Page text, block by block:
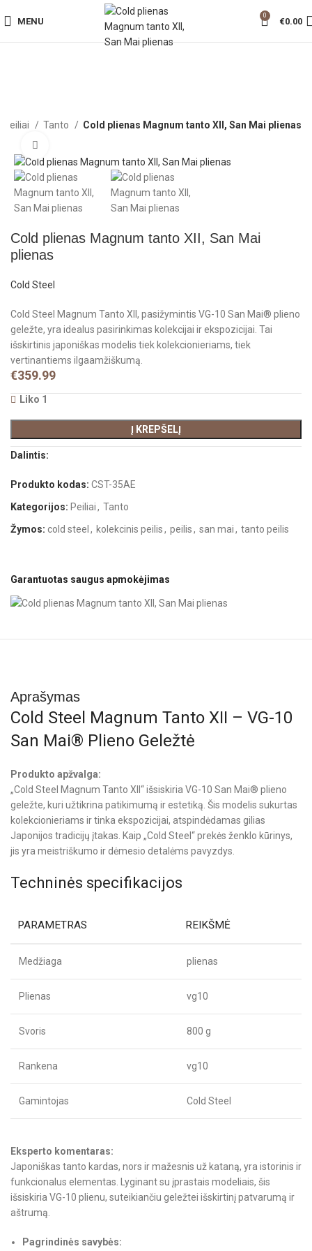
MENU
0
€0.00
Peiliai Tanto Cold plienas Magnum tanto XII, San Mai plienas
Cold plienas Magnum tanto XII, San Mai
plienas
Cold Steel
Cold Steel Magnum Tanto XII, pasižymintis VG-10 San Mai® plieno
geležte, yra idealus pasirinkimas kolekcijai ir ekspozicijai. Tai
išskirtinis japoniškas modelis tiek kolekcionieriams, tiek
vertinantiems ilgaamžiškumą.
€359.99
Liko 1
Į KREPŠELĮ
Dalintis:
Produkto kodas:CST-35AE
Kategorijos: Peiliai, Tanto
Žymos: cold steel , kolekcinis peilis, peilis, san mai, tanto peilis
Garantuotas saugus apmokėjimas
Aprašymas
Cold Steel Magnum Tanto XII – VG-10
San Mai® Plieno Geležtė
Produkto apžvalga:
„Cold Steel Magnum Tanto XII“ išsiskiria VG-10 San Mai® plieno
geležte, kuri užtikrina patikimumą ir estetiką. Šis modelis sukurtas
kolekcionieriams ir tinka ekspozicijai, atspindėdamas gilias
Japonijos tradicijų įtakas. Kaip „Cold Steel“ prekės ženklo kūrinys,
jis yra meistriškumo ir dėmesio detalėms pavyzdys.
Techninės specifikacijos
PARAMETRAS REIKŠMĖ
Medžiaga plienas
Plienas vg10
Svoris 800 g
Rankena vg10
Gamintojas Cold Steel
Eksperto komentaras:
Japoniškas tanto kardas, nors ir mažesnis už kataną, yra istorinis ir
funkcionalus elementas. Lyginant su įprastais modeliais, šis
išsiskiria VG-10 plienu, suteikiančiu geležtei išskirtinį patvarumą ir
aštrumą.
Pagrindinės savybės: